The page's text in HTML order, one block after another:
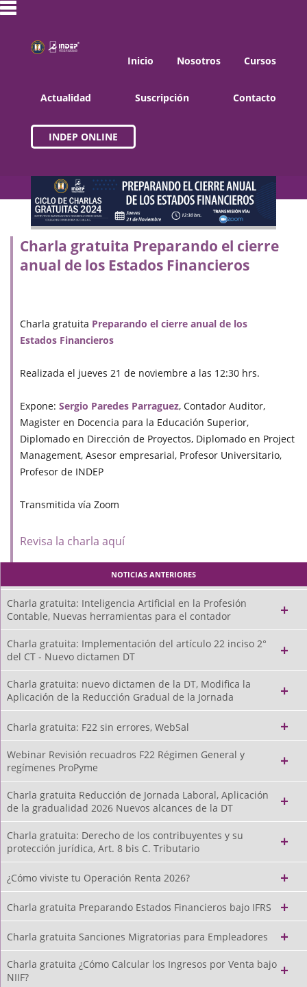
Inicio Nosotros Cursos
Actualidad Suscripción Contacto
INDEP ONLINE
Charla gratuita Preparando el cierre
anual de los Estados Financieros
Charla gratuita Preparando el cierre anual de los
Estados Financieros
Realizada el jueves 21 de noviembre a las 12:30 hrs.
Expone:Sergio Paredes Parraguez, Contador Auditor,
Magister en Docencia para la Educación Superior,
Diplomado en Dirección de Proyectos, Diplomado en Project
Management, Asesor empresarial, Profesor Universitario,
Profesor de INDEP
Transmitida vía Zoom
Revisa la charla aquí
NOTICIAS ANTERIORES
Charla gratuita: Inteligencia Artificial en la Profesión
Contable, Nuevas herramientas para el contador
Charla gratuita: Implementación del artículo 22 inciso 2°
del CT - Nuevo dictamen DT
Charla gratuita: nuevo dictamen de la DT, Modifica la
Aplicación de la Reducción Gradual de la Jornada
Charla gratuita: F22 sin errores, WebSal
Webinar Revisión recuadros F22 Régimen General y
regímenes ProPyme
Charla gratuita Reducción de Jornada Laboral, Aplicación
de la gradualidad 2026 Nuevos alcances de la DT
Charla gratuita: Derecho de los contribuyentes y su
protección jurídica, Art. 8 bis C. Tributario
¿Cómo viviste tu Operación Renta 2026?
Charla gratuita Preparando Estados Financieros bajo IFRS
Charla gratuita Sanciones Migratorias para Empleadores
Charla gratuita ¿Cómo Calcular los Ingresos por Venta bajo
NIIF?